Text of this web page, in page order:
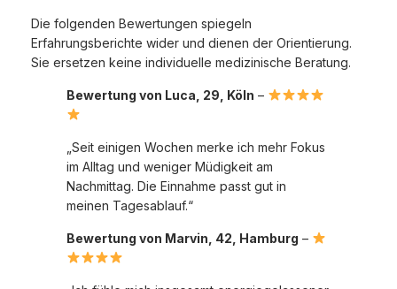
Die folgenden Bewertungen spiegeln
Erfahrungsberichte wider und dienen der Orientierung.
Sie ersetzen keine individuelle medizinische Beratung.
Bewertung von Luca, 29, Köln –
„Seit einigen Wochen merke ich mehr Fokus
im Alltag und weniger Müdigkeit am
Nachmittag. Die Einnahme passt gut in
meinen Tagesablauf.“
Bewertung von Marvin, 42, Hamburg –